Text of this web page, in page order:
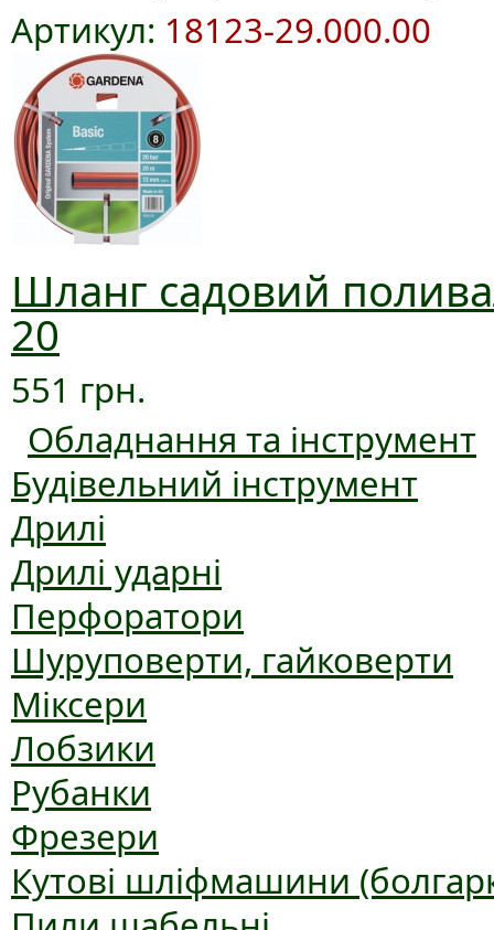
Артикул: 18123-29.000.00
Шланг садовий
20
551 грн.
Обладнання та інструмент
Будівельний інструмент
Дрилі
Дрилі ударні
Перфоратори
Шуруповерти, гайковерти
Міксери
Лобзики
Рубанки
Фрезери
Кутові шліфмашини